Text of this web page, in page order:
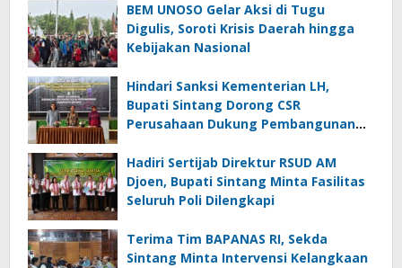
BEM UNOSO Gelar Aksi di Tugu
Digulis, Soroti Krisis Daerah hingga
Kebijakan Nasional
Hindari Sanksi Kementerian LH,
Bupati Sintang Dorong CSR
Perusahaan Dukung Pembangunan
Hadiri Sertijab Direktur RSUD AM
Djoen, Bupati Sintang Minta Fasilitas
Seluruh Poli Dilengkapi
Terima Tim BAPANAS RI, Sekda
Sintang Minta Intervensi Kelangkaan